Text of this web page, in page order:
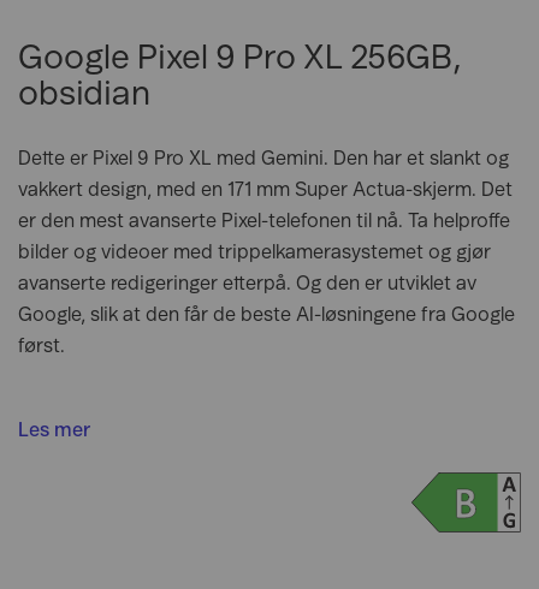
Google Pixel 9 Pro XL 256GB,
obsidian
Dette er Pixel 9 Pro XL med Gemini. Den har et slankt og
vakkert design, med en 171 mm Super Actua-skjerm. Det
er den mest avanserte Pixel-telefonen til nå. Ta helproffe
bilder og videoer med trippelkamerasystemet og gjør
avanserte redigeringer etterpå. Og den er utviklet av
Google, slik at den får de beste AI-løsningene fra Google
først.
Les mer